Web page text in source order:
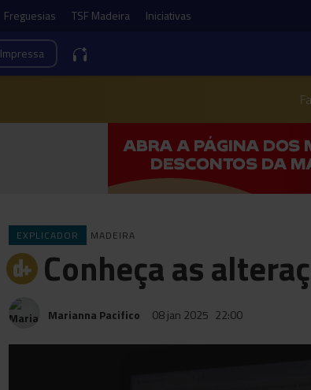
Freguesias TSF Madeira Iniciativas
Impressa
EXPLICADOR MADEIRA
Conheça as
Marianna Pacifico 08 jan 2025 22:00